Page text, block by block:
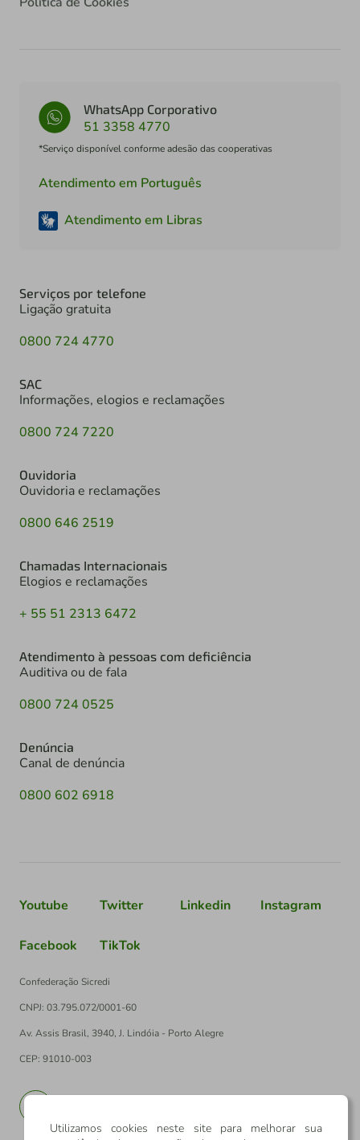
WhatsApp Corporativo
51 3358 4770
*Serviço disponível conforme adesão das cooperativas
Atendimento em Português
Atendimento em Libras
Serviços por telefone
Ligação gratuita
0800 724 4770
SAC
Informações, elogios e reclamações
0800 724 7220
Ouvidoria
Ouvidoria e reclamações
0800 646 2519
Chamadas Internacionais
Elogios e reclamações
+ 55 51 2313 6472
Atendimento à pessoas com deficiência
Auditiva ou de fala
0800 724 0525
Denúncia
Canal de denúncia
0800 602 6918
Youtube Twitter Linkedin Instagram
Facebook TikTok
Confederação Sicredi
CNPJ: 03.795.072/0001-60
Av. Assis Brasil, 3940, J. Lindóia - Porto Alegre
CEP: 91010-003
Utilizamos cookies neste site para melhorar sua